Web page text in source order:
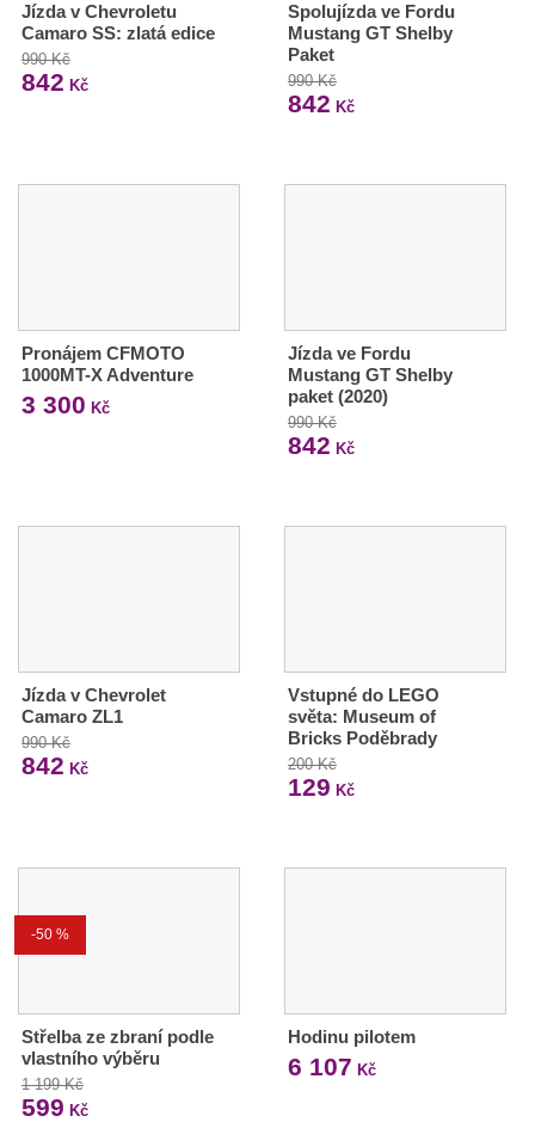
Jízda v Chevroletu
Camaro SS: zlatá edice
990 Kč
842 Kč
Spolujízda ve Fordu
Mustang GT Shelby
Paket
990 Kč
842 Kč
Pronájem CFMOTO
1000MT-X Adventure
3 300 Kč
Jízda ve Fordu
Mustang GT Shelby
paket (2020)
990 Kč
842 Kč
Jízda v Chevrolet
Camaro ZL1
990 Kč
842 Kč
Vstupné do LEGO
světa: Museum of
Bricks Poděbrady
200 Kč
129 Kč
-50 %
Střelba ze zbraní podle
vlastního výběru
1 199 Kč
599 Kč
Hodinu pilotem
6 107 Kč